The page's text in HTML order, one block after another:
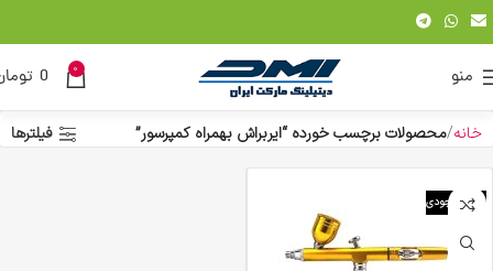
منو 0
0
خانه محصولات برچسب خورده “ایربراش بهمراه کمپرسور” فیلترها
اتمام موجودی